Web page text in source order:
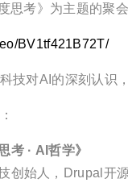
思考》为主题的聚
BV1tf421B72T/
技对AI的深刻认识
考 · AI哲学》
创始人，Drupal开